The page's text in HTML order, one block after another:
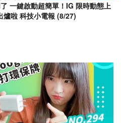
一鍵啟動超簡單！IG 限時動態上
爐啦 科技小電報 (8/27)